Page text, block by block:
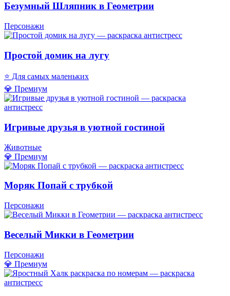
Безумный Шляпник в Геометрии
Персонажи
Простой домик на лугу
⭐ Для самых маленьких
💎 Премиум
Игривые друзья в уютной гостиной
Животные
💎 Премиум
Моряк Попай с трубкой
Персонажи
Веселый Микки в Геометрии
Персонажи
💎 Премиум